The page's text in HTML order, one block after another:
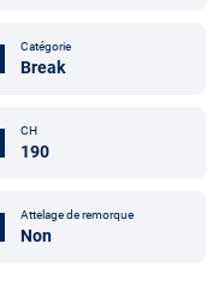
Catégorie
Break
CH
190
Attelage de remorque
Non